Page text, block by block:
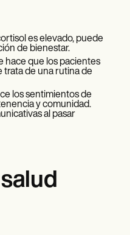
es elevado, puede
de bienestar.
hace que los pacientes
trata de una rutina de
los sentimientos de
y comunidad.
al pasar